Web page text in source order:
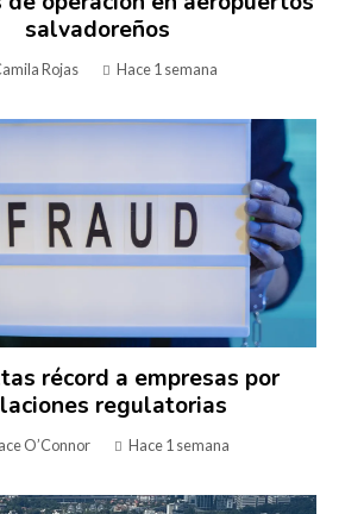
salvadoreños
Rojas Hace 1 semana
récord a empresas por
regulatorias
O’Connor Hace 1 semana